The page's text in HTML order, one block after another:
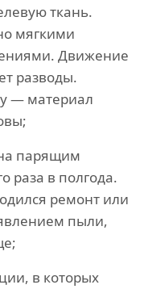
ткань.
мягкими
Движение
разводы.
— материал
парящим
раза в полгода.
ремонт или
пыли,
в которых